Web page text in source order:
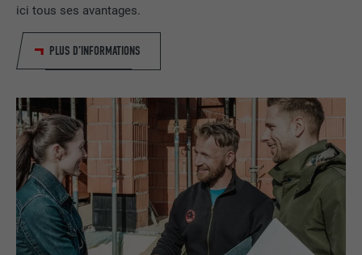
ici tous ses avantages.
PLUS D’INFORMATIONS
FOURNISSEUR YouTube
EXPIRATION Session
UTILITÉ
enregistrer les paramètres utilisateur et
à d'autres fins non précisées
NOM _gcl_au
FOURNISSEUR Google AdSense
EXPIRATION 3 mois